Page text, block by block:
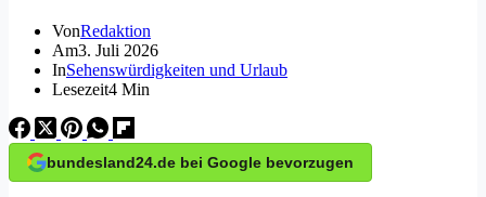
VonRedaktion
Am3. Juli 2026
InSehenswürdigkeiten und Urlaub
Lesezeit4 Min
bundesland24.de bei Google bevorzugen